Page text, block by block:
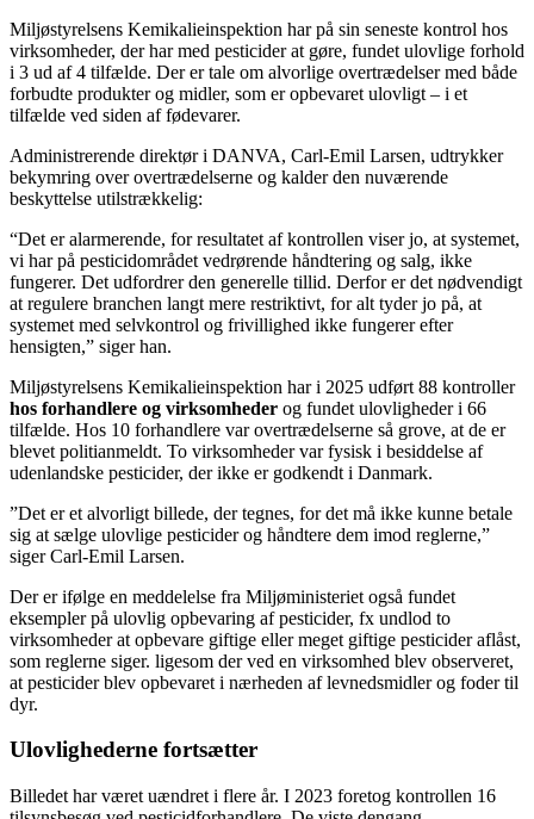
Miljøstyrelsens Kemikalieinspektion har på sin seneste kontrol hos
virksomheder, der har med pesticider at gøre, fundet ulovlige forhold
i 3 ud af 4 tilfælde. Der er tale om alvorlige overtrædelser med både
forbudte produkter og midler, som er opbevaret ulovligt – i et
tilfælde ved siden af fødevarer.
Administrerende direktør i DANVA, Carl-Emil Larsen, udtrykker
bekymring over overtrædelserne og kalder den nuværende
beskyttelse utilstrækkelig:
“Det er alarmerende, for resultatet af kontrollen viser jo, at systemet,
vi har på pesticidområdet vedrørende håndtering og salg, ikke
fungerer. Det udfordrer den generelle tillid. Derfor er det nødvendigt
at regulere branchen langt mere restriktivt, for alt tyder jo på, at
systemet med selvkontrol og frivillighed ikke fungerer efter
hensigten,” siger han.
Miljøstyrelsens Kemikalieinspektion har i 2025 udført 88 kontroller
hos forhandlere og virksomheder og fundet ulovligheder i 66
tilfælde. Hos 10 forhandlere var overtrædelserne så grove, at de er
blevet politianmeldt. To virksomheder var fysisk i besiddelse af
udenlandske pesticider, der ikke er godkendt i Danmark.
”Det er et alvorligt billede, der tegnes, for det må ikke kunne betale
sig at sælge ulovlige pesticider og håndtere dem imod reglerne,”
siger Carl-Emil Larsen.
Der er ifølge en meddelelse fra Miljøministeriet også fundet
eksempler på ulovlig opbevaring af pesticider, fx undlod to
virksomheder at opbevare giftige eller meget giftige pesticider aflåst,
som reglerne siger. ligesom der ved en virksomhed blev observeret,
at pesticider blev opbevaret i nærheden af levnedsmidler og foder til
dyr.
Ulovlighederne fortsætter
Billedet har været uændret i flere år. I 2023 foretog kontrollen 16